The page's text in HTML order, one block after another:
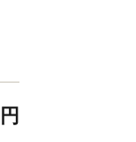
円